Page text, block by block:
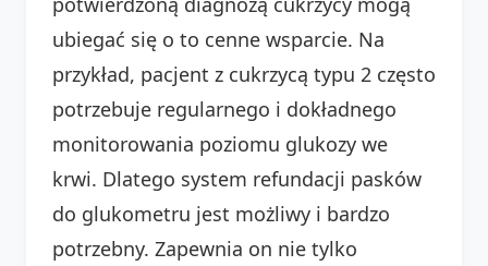
ubiegać się o to cenne wsparcie. Na
przykład, pacjent z cukrzycą typu 2 często
potrzebuje regularnego i dokładnego
monitorowania poziomu glukozy we
krwi. Dlatego system refundacji pasków
do glukometru jest możliwy i bardzo
potrzebny. Zapewnia on nie tylko